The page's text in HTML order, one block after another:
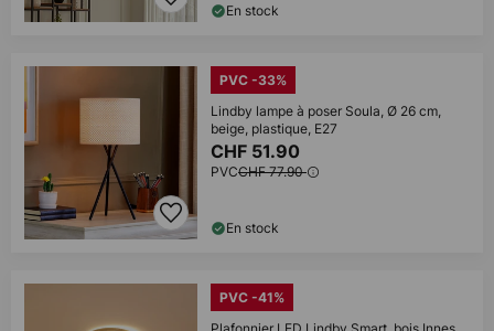
En stock
PVC -33%
Lindby lampe à poser Soula, Ø 26 cm,
beige, plastique, E27
CHF 51.90
PVCCHF 77.90
En stock
PVC -41%